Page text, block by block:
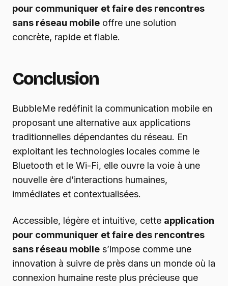
pour communiquer et faire des rencontres
sans réseau mobile offre une solution
concrète, rapide et fiable.
Conclusion
BubbleMe redéfinit la communication mobile en
proposant une alternative aux applications
traditionnelles dépendantes du réseau. En
exploitant les technologies locales comme le
Bluetooth et le Wi-Fi, elle ouvre la voie à une
nouvelle ère d’interactions humaines,
immédiates et contextualisées.
Accessible, légère et intuitive, cette application
pour communiquer et faire des rencontres
sans réseau mobile s’impose comme une
innovation à suivre de près dans un monde où la
connexion humaine reste plus précieuse que